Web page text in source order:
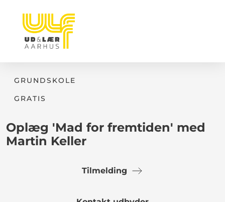
GRUNDSKOLE
GRATIS
Oplæg 'Mad for fremtiden' med
Martin Keller
Tilmelding